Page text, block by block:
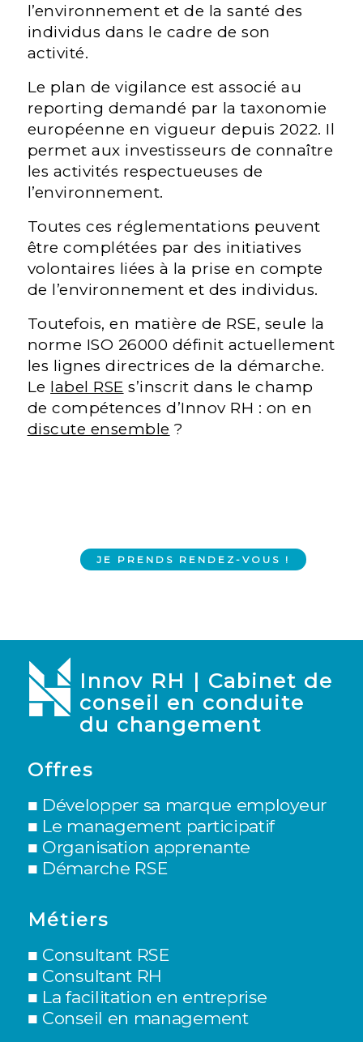
l’environnement et de la santé des
individus dans le cadre de son
activité.
Le plan de vigilance est associé au
reporting demandé par la taxonomie
européenne en vigueur depuis 2022. Il
permet aux investisseurs de connaître
les activités respectueuses de
l’environnement.
Toutes ces réglementations peuvent
être complétées par des initiatives
volontaires liées à la prise en compte
de l’environnement et des individus.
Toutefois, en matière de RSE, seule la
norme ISO 26000 définit actuellement
les lignes directrices de la démarche.
Le label RSE s’inscrit dans le champ
de compétences d’Innov RH : on en
discute ensemble ?
JE PRENDS RENDEZ-VOUS !
Innov RH | Cabinet de
conseil en conduite
du changement
Offres
■ Développer sa marque employeur
■ Le management participatif
■ Organisation apprenante
■ Démarche RSE
Métiers
■ Consultant RSE
■ Consultant RH
■ La facilitation en entreprise
■ Conseil en management